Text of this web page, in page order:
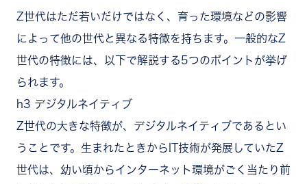
Z世代はただ若いだけではなく、育った環境などの影響
によって他の世代と異なる特徴を持ちます。一般的なZ
世代の特徴には、以下で解説する5つのポイントが挙げ
られます。
h3 デジタルネイティブ
Z世代の大きな特徴が、デジタルネイティブであるとい
うことです。生まれたときからIT技術が発展していたZ
世代は、幼い頃からインターネット環境がごく当たり前